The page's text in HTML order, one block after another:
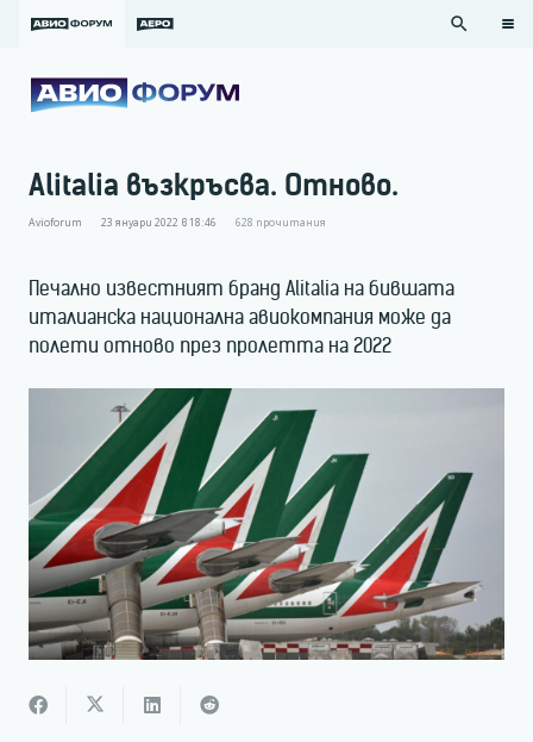
search
Alitalia възкръсва. Отново.
Avioforum 23 януари 2022 в 18:46 628 прочитания
Печално известният бранд Alitalia на бившата
италианска национална авиокомпания може да
полети отново през пролетта на 2022